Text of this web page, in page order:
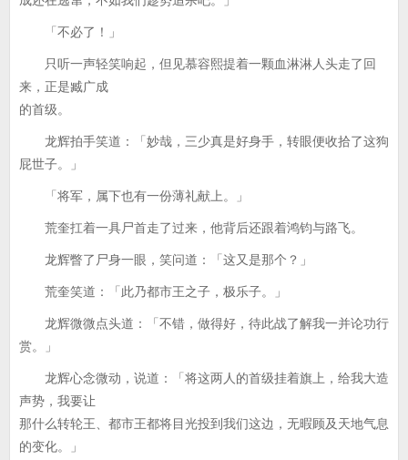
「不必了！」
只听一声轻笑响起，但见慕容熙提着一颗血淋淋人头走了回
来，正是臧广成
的首级。
龙辉拍手笑道：「妙哉，三少真是好身手，转眼便收拾了这狗
屁世子。」
「将军，属下也有一份薄礼献上。」
荒奎扛着一具尸首走了过来，他背后还跟着鸿钧与路飞。
龙辉瞥了尸身一眼，笑问道：「这又是那个？」
荒奎笑道：「此乃都市王之子，极乐子。」
龙辉微微点头道：「不错，做得好，待此战了解我一并论功行
赏。」
龙辉心念微动，说道：「将这两人的首级挂着旗上，给我大造
声势，我要让
那什么转轮王、都市王都将目光投到我们这边，无暇顾及天地气息
的变化。」